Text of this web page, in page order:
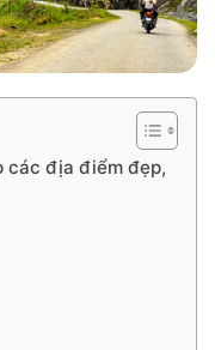
các địa điểm đẹp,